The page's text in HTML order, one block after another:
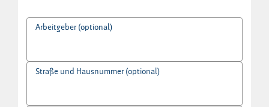
Arbeitgeber (optional)
Straße und Hausnummer (optional)